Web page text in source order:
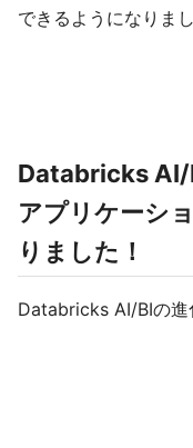
できるようになりまし
Databricks AI/
アプリケーシ
りました！
Databricks AI/BIの進